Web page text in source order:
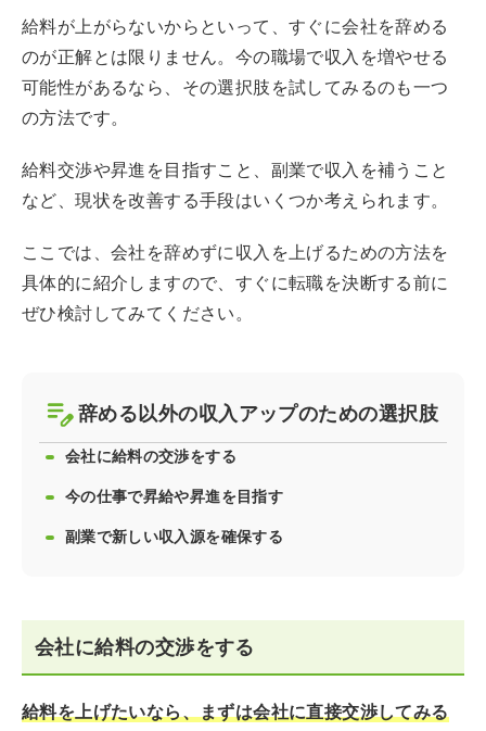
給料が上がらないからといって、すぐに会社を辞める
のが正解とは限りません。今の職場で収入を増やせる
可能性があるなら、その選択肢を試してみるのも一つ
の方法です。
給料交渉や昇進を目指すこと、副業で収入を補うこと
など、現状を改善する手段はいくつか考えられます。
ここでは、会社を辞めずに収入を上げるための方法を
具体的に紹介しますので、すぐに転職を決断する前に
ぜひ検討してみてください。
辞める以外の収入アップのための選択肢
会社に給料の交渉をする
今の仕事で昇給や昇進を目指す
副業で新しい収入源を確保する
会社に給料の交渉をする
給料を上げたいなら、まずは会社に直接交渉してみる